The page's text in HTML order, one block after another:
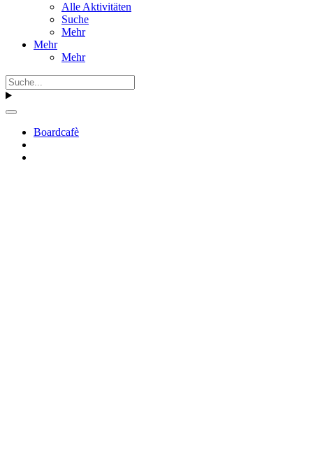
Alle Aktivitäten
Suche
Mehr
Mehr
Mehr
Boardcafè